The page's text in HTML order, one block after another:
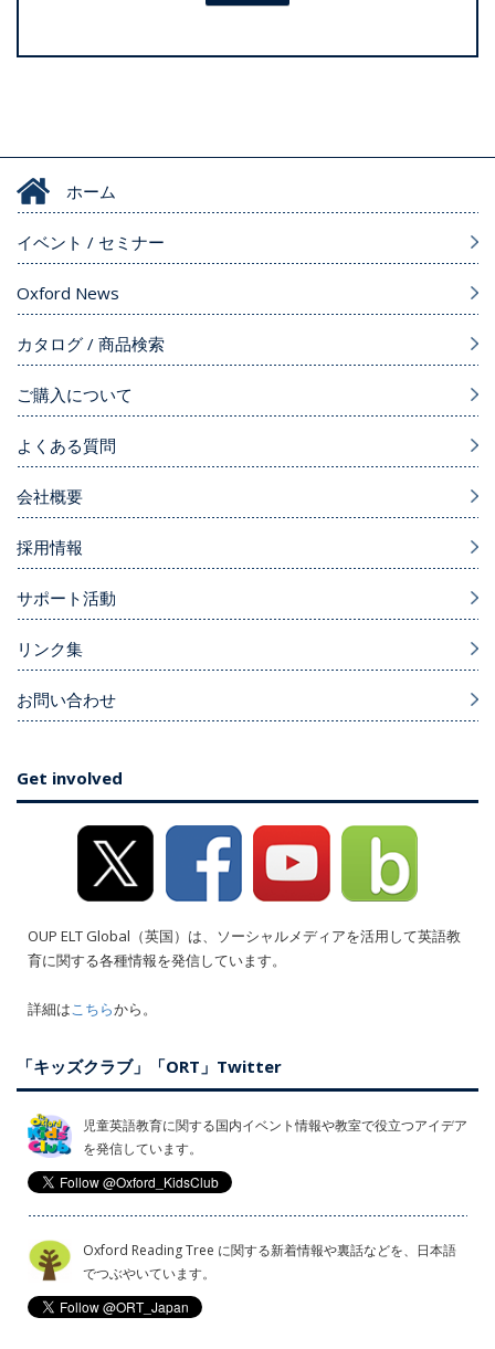
ホーム
イベント / セミナー
Oxford News
カタログ / 商品検索
ご購入について
よくある質問
会社概要
採用情報
サポート活動
リンク集
お問い合わせ
Get involved
OUP ELT Global（英国）は、ソーシャルメディアを活用して英語教
育に関する各種情報を発信しています。
詳細はこちらから。
「キッズクラブ」「ORT」Twitter
児童英語教育に関する国内イベント情報や教室で役立つアイデア
を発信しています。
Oxford Reading Tree に関する新着情報や裏話などを、日本語
でつぶやいています。